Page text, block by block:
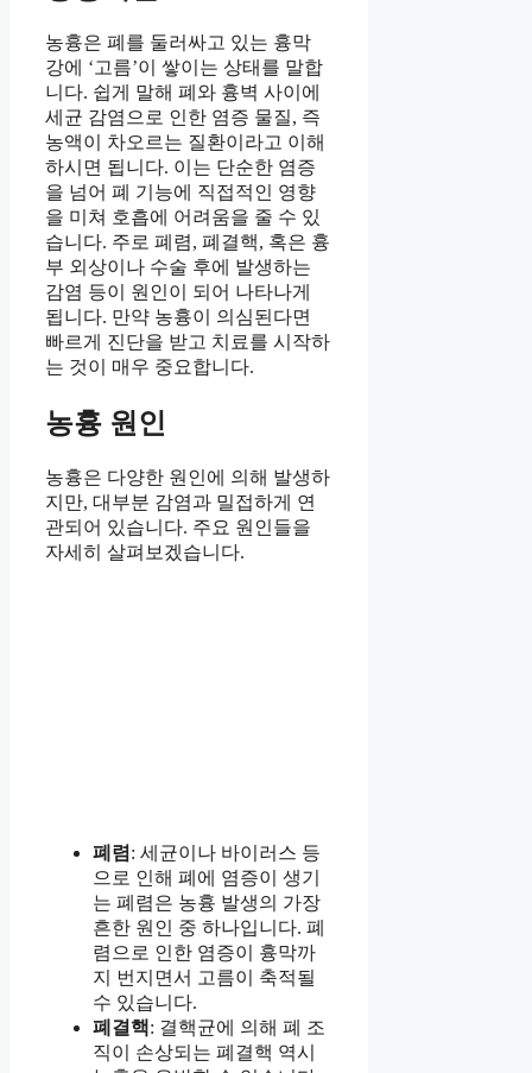
농흉은 폐를 둘러싸고 있는 흉막
강에 ‘고름’이 쌓이는 상태를 말합
니다. 쉽게 말해 폐와 흉벽 사이에
세균 감염으로 인한 염증 물질, 즉
농액이 차오르는 질환이라고 이해
하시면 됩니다. 이는 단순한 염증
을 넘어 폐 기능에 직접적인 영향
을 미쳐 호흡에 어려움을 줄 수 있
습니다. 주로 폐렴, 폐결핵, 혹은 흉
부 외상이나 수술 후에 발생하는
감염 등이 원인이 되어 나타나게
됩니다. 만약 농흉이 의심된다면
빠르게 진단을 받고 치료를 시작하
는 것이 매우 중요합니다.
농흉 원인
농흉은 다양한 원인에 의해 발생하
지만, 대부분 감염과 밀접하게 연
관되어 있습니다. 주요 원인들을
자세히 살펴보겠습니다.
폐렴 : 세균이나 바이러스 등
으로 인해 폐에 염증이 생기
는 폐렴은 농흉 발생의 가장
흔한 원인 중 하나입니다. 폐
렴으로 인한 염증이 흉막까
지 번지면서 고름이 축적될
수 있습니다.
폐결핵 : 결핵균에 의해 폐 조
직이 손상되는 폐결핵 역시